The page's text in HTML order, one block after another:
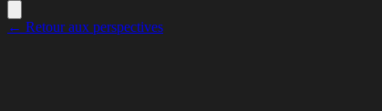
← Retour aux perspectives